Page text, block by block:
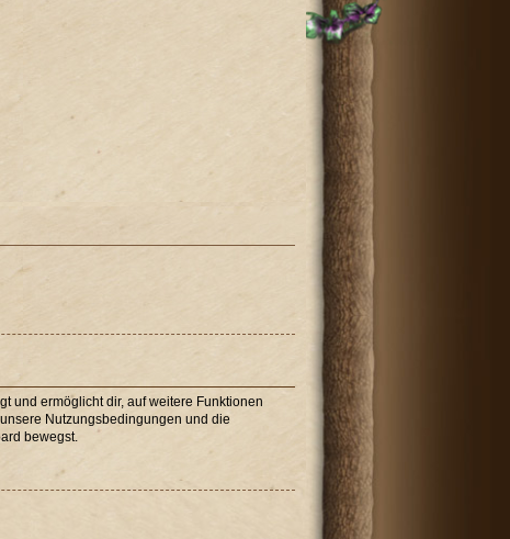
und ermöglicht dir, auf weitere Funktionen
Nutzungsbedingungen und die
bewegst.